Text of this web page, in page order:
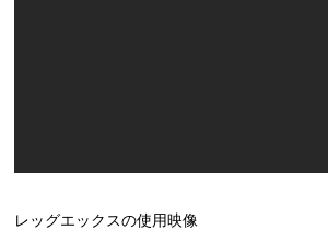
レッグエックスの使用映像